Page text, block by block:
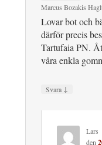
Marcus Bozakis
Lovar bot och
därför precis
Tartufaia PN.
våra enkla
Svara ↓
Lars
den